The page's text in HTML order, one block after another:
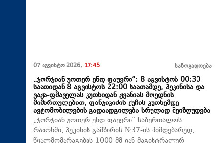
07 აგვისტო 2026, 17:45 საზოგადოება
„ჯორჯიან უოთერ ენდ ფაუერი“: 8 აგვისტოს 00:30
საათიდან 8 აგვისტოს 22:00 საათამდე, პეკინისა და
ვაჟა-ფშაველას კუთხიდან ჟვანიას მოედნის
მიმართულებით, ფანჯიკიძის ქუჩის კუთხემდე
ავტომობილების გადაადგილება სრულად შეიზღუდება
„ჯორჯიან უოთერ ენდ ფაუერი“ საბურთალოს
რაიონში, პეკინის გამზირის №37-ის მიმდებარედ,
წყალმომარაგების 1000 მმ-იან მაგისტრალურ